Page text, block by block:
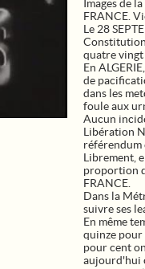
Images de la
FRANCE.
Le 28
Constitution
quatre vingt
En
de
dans les
foule aux
Aucun
Libération
référendum
Librement,
proportion
FRANCE.
Dans la
suivre ses
En même
quinze pour
pour cent
aujourd'hui